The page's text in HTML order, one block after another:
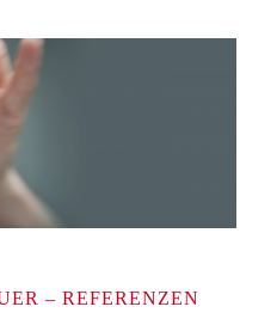
– REFERENZEN